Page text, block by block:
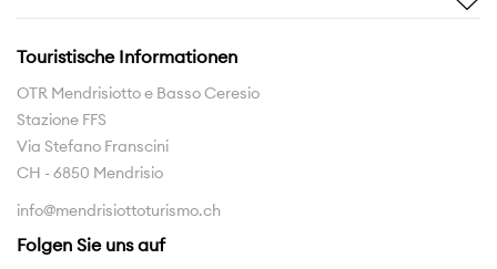
Geschichten
Erlebnisse
Touristische Informationen
OTR Mendrisiotto e Basso Ceresio
Stazione FFS
Via Stefano Franscini
CH - 6850 Mendrisio
info@mendrisiottoturismo.ch
Folgen Sie uns auf